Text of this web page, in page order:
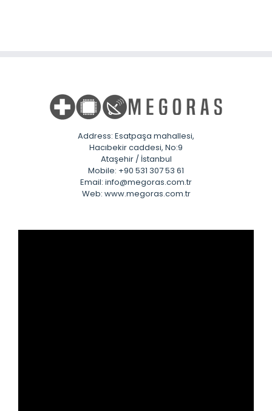
Address: Esatpaşa mahallesi,
Hacıbekir caddesi, No:9
Ataşehir / İstanbul
Mobile: +90 531 307 53 61
Email: info@megoras.com.tr
Web: www.megoras.com.tr